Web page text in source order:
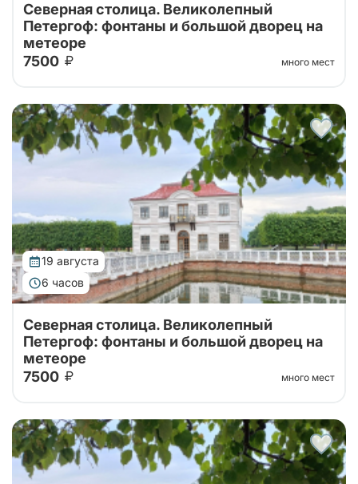
Петербурга в Петергоф на метеоре туда и обратно!
Поющие фонтаны с экскурсоводом, Большой
Императорский Дворец, Гроты Большого...
Северная столица. Великолепный
Петергоф: фонтаны и большой дворец на
метеоре
7500
много мест
19 августа
6 часов
Петербурга в Петергоф на метеоре туда и обратно!
Поющие фонтаны с экскурсоводом, Большой
Императорский Дворец, Гроты Большого...
Северная столица. Великолепный
Петергоф: фонтаны и большой дворец на
метеоре
7500
много мест